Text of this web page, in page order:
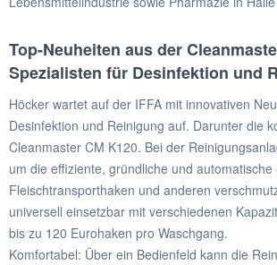
Top-Neuheiten aus der
Spezialisten für Desinfektion und
Höcker wartet auf der IFFA mit innovativen
Desinfektion und Reinigung auf. Darunter die
Cleanmaster CM K120. Bei der
um die effiziente, gründliche und
Fleischtransporthaken und anderen
universell einsetzbar mit verschiedenen
bis zu 120 Eurohaken pro Waschgang.
Komfortabel: Über ein Bedienfeld kann die